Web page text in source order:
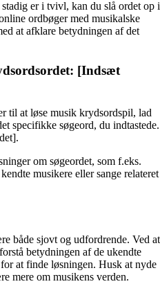
er i tvivl, kan du slå ordet op i
ordbøger med musikalske
at afklare betydningen af det
[Indsæt
til at løse musik krydsordspil, lad
specifikke søgeord, du indtastede.
om søgeordet, som f.eks.
musikere eller sange relateret
både sjovt og udfordrende. Ved at
betydningen af de ukendte
at finde løsningen. Husk at nyde
mere om musikens verden.